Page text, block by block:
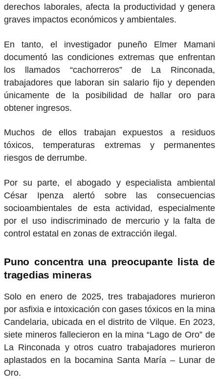
derechos laborales, afecta la productividad y genera
graves impactos económicos y ambientales.
En tanto, el investigador puneño Elmer Mamani
documentó las condiciones extremas que enfrentan
los llamados “cachorreros” de La Rinconada,
trabajadores que laboran sin salario fijo y dependen
únicamente de la posibilidad de hallar oro para
obtener ingresos.
Muchos de ellos trabajan expuestos a residuos
tóxicos, temperaturas extremas y permanentes
riesgos de derrumbe.
Por su parte, el abogado y especialista ambiental
César Ipenza alertó sobre las consecuencias
socioambientales de esta actividad, especialmente
por el uso indiscriminado de mercurio y la falta de
control estatal en zonas de extracción ilegal.
Puno concentra una preocupante lista de
tragedias mineras
Solo en enero de 2025, tres trabajadores murieron
por asfixia e intoxicación con gases tóxicos en la mina
Candelaria, ubicada en el distrito de Vilque. En 2023,
siete mineros fallecieron en la mina “Lago de Oro” de
La Rinconada y otros cuatro trabajadores murieron
aplastados en la bocamina Santa María – Lunar de
Oro.